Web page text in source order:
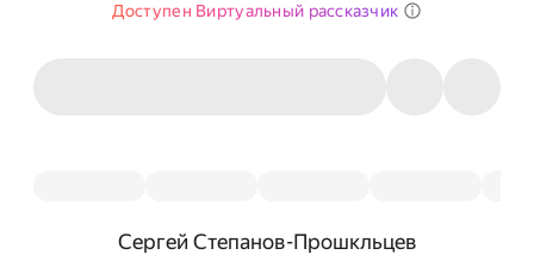
Доступен Виртуальный рассказчик
Сергей Степанов-Прошкльцев